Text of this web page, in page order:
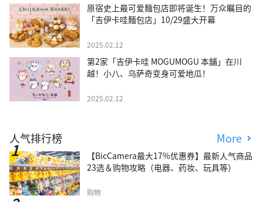
原宿史上最可爱麵包店即将诞生！万众瞩目的
「吉伊卡哇麵包店」10/29盛大开幕
2025.02.12
第2家「吉伊卡哇 MOGUMOGU 本舖」在川
越！小八、乌萨奇变身可爱地瓜！
2025.02.12
人气排行榜 More
【BicCamera最大17%优惠券】最新人气商品
23选＆购物攻略（电器、药妆、玩具等）
购物